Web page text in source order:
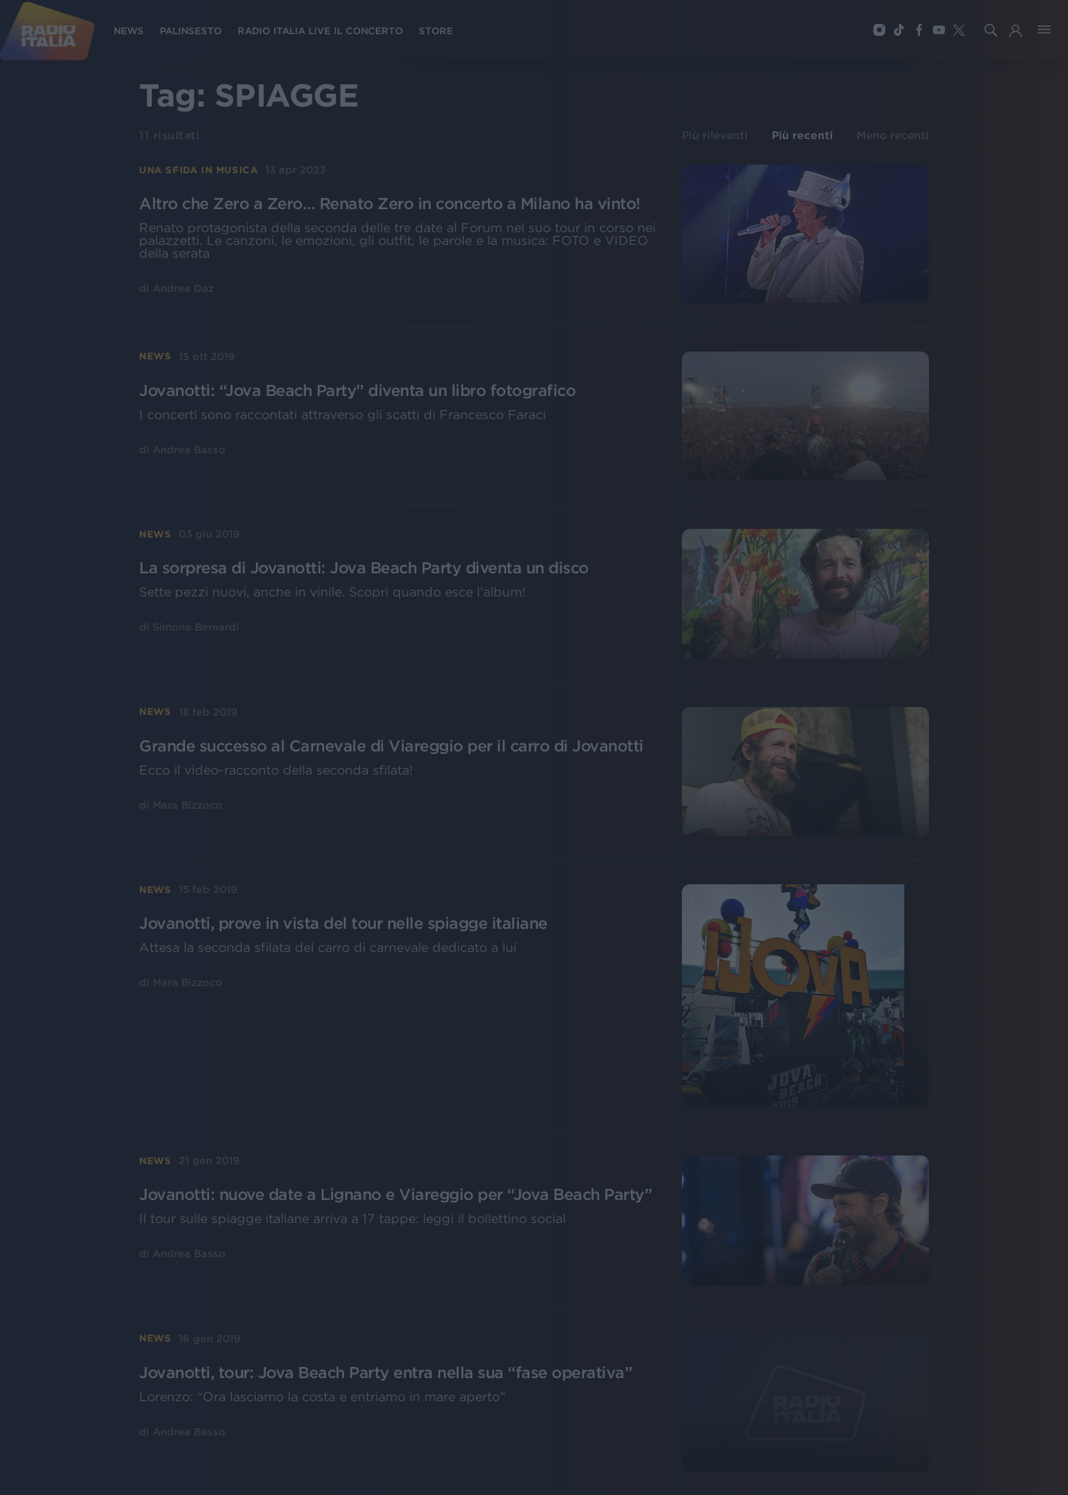
NEWS PALINSESTO RADIO ITALIA LIVE IL CONCERTO STORE
Tag: SPIAGGE
11 risultati Più rilevanti Più recenti Meno recenti
UNA SFIDA IN MUSICA 13 apr 2023
Altro che Zero a Zero… Renato Zero in concerto a Milano ha vinto!
Renato protagonista della seconda delle tre date al Forum nel suo tour in corso nei
palazzetti. Le canzoni, le emozioni, gli outfit, le parole e la musica: FOTO e VIDEO
della serata
di Andrea Daz
NEWS 15 ott 2019
Jovanotti: “Jova Beach Party” diventa un libro fotografico
I concerti sono raccontati attraverso gli scatti di Francesco Faraci
di Andrea Basso
NEWS 03 giu 2019
La sorpresa di Jovanotti: Jova Beach Party diventa un disco
Sette pezzi nuovi, anche in vinile. Scopri quando esce l’album!
di Simone Bernardi
NEWS 18 feb 2019
Grande successo al Carnevale di Viareggio per il carro di Jovanotti
Ecco il video-racconto della seconda sfilata!
di Mara Bizzoco
NEWS 15 feb 2019
Jovanotti, prove in vista del tour nelle spiagge italiane
Attesa la seconda sfilata del carro di carnevale dedicato a lui
di Mara Bizzoco
NEWS 21 gen 2019
Jovanotti: nuove date a Lignano e Viareggio per “Jova Beach Party”
Il tour sulle spiagge italiane arriva a 17 tappe: leggi il bollettino social
di Andrea Basso
NEWS 16 gen 2019
Jovanotti, tour: Jova Beach Party entra nella sua “fase operativa”
Lorenzo: “Ora lasciamo la costa e entriamo in mare aperto”
di Andrea Basso